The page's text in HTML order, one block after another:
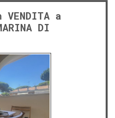
VENDITA a
DI